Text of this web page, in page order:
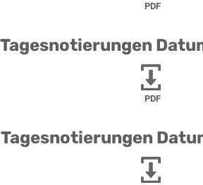
PDF
Tagesnotierungen
PDF
Tagesnotierungen